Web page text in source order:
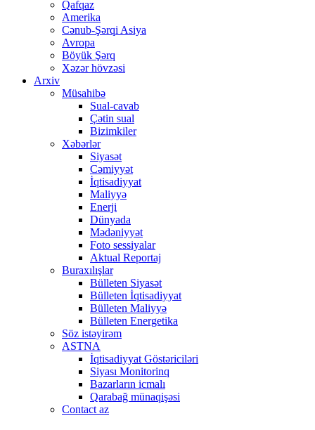
Qafqaz
Amerika
Cənub-Şərqi Asiya
Avropa
Böyük Şərq
Xəzər hövzəsi
Arxiv
Müsahibə
Sual-cavab
Çətin sual
Bizimkiler
Xəbərlər
Siyasət
Cəmiyyət
İqtisadiyyat
Maliyyə
Enerji
Dünyada
Mədəniyyət
Foto sessiyalar
Aktual Reportaj
Buraxılışlar
Bülleten Siyasət
Bülleten İqtisadiyyat
Bülleten Maliyyə
Bülleten Energetika
Söz istəyirəm
ASTNA
İqtisadiyyat Göstəriciləri
Siyası Monitorinq
Bazarların icmalı
Qarabağ münaqişəsi
Contact az